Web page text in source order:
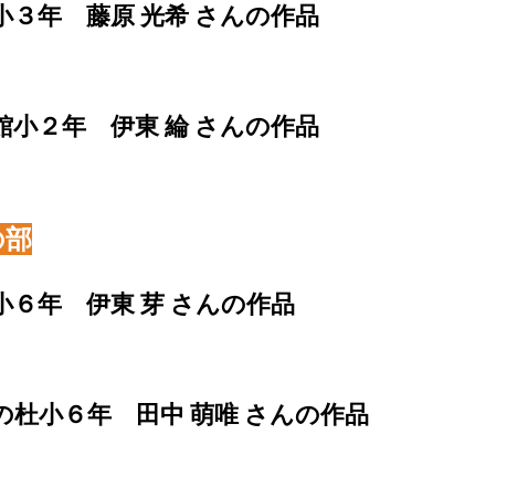
３年 藤原 光希 さんの作品
小２年 伊東 綸 さんの作品
６年 伊東 芽 さんの作品
杜小６年 田中 萌唯 さんの作品